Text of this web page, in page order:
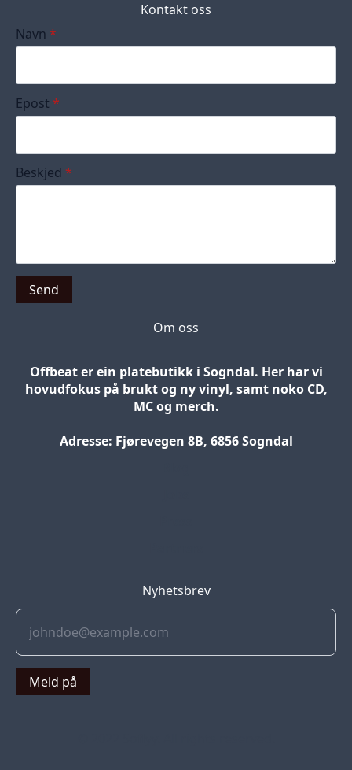
Kontakt oss
Navn *
Epost *
Beskjed *
Send
Om oss
Offbeat er ein platebutikk i Sogndal. Her har vi
hovudfokus på brukt og ny vinyl, samt noko CD,
MC og merch.
Adresse: Fjørevegen 8B, 6856 Sogndal
Nyhetsbrev
Meld på